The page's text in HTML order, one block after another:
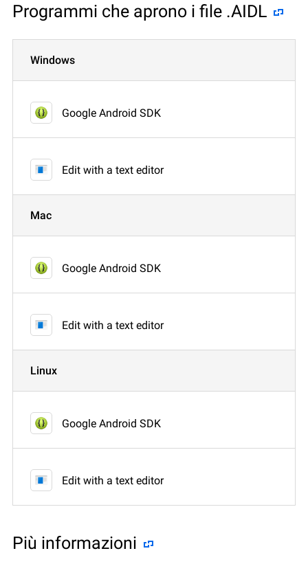
Programmi che aprono i file .AIDL
Windows
Google Android SDK
Edit with a text editor
Mac
Google Android SDK
Edit with a text editor
Linux
Google Android SDK
Edit with a text editor
Più informazioni